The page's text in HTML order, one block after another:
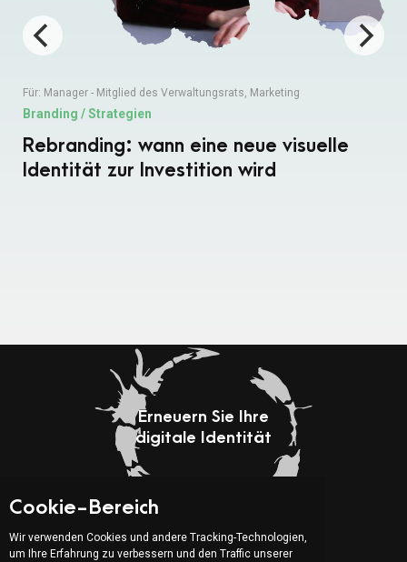
Für: Manager - Mitglied des Verwaltungsrats, Marketing
Branding / Strategien
Rebranding: wann eine neue visuelle
Identität zur Investition wird
Erneuern Sie Ihre
digitale Identität
Adresse:
Cookie-Bereich
Wir verwenden Cookies und andere Tracking-Technologien,
um Ihre Erfahrung zu verbessern und den Traffic unserer